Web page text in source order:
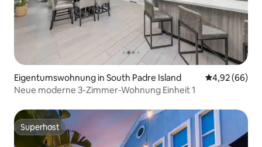
Eigentumswohnung in South Padre Island
4,92 (66)
Neue moderne 3-Zimmer-Wohnung Einheit 1
Superhost
Superhost